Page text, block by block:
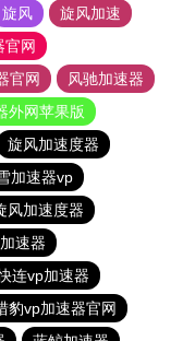
旋风
旋风加速
官网
官网
风驰加速器
外网苹果版
旋风加速度器
加速器vp
风加速度器
速器
连vp加速器
豹vp加速器官网